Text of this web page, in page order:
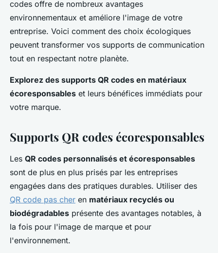
codes offre de nombreux avantages
environnementaux et améliore l'image de votre
entreprise. Voici comment des choix écologiques
peuvent transformer vos supports de communication
tout en respectant notre planète.
Explorez des supports QR codes en matériaux
écoresponsables et leurs bénéfices immédiats pour
votre marque.
Supports QR codes écoresponsables
Les QR codes personnalisés et écoresponsables
sont de plus en plus prisés par les entreprises
engagées dans des pratiques durables. Utiliser des
QR code pas cher en matériaux recyclés ou
biodégradables présente des avantages notables, à
la fois pour l'image de marque et pour
l'environnement.